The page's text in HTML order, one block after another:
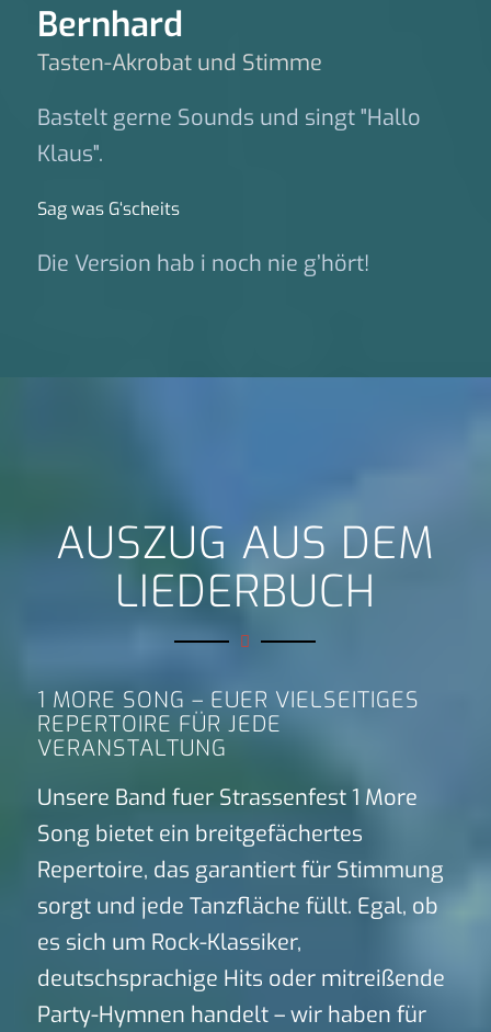
Bernhard
Tasten-Akrobat und Stimme
Bastelt gerne Sounds und singt "Hallo
Klaus".
Sag was G‘scheits
Die Version hab i noch nie g’hört!
AUSZUG AUS DEM
LIEDERBUCH
1 MORE SONG – EUER VIELSEITIGES
REPERTOIRE FÜR JEDE
VERANSTALTUNG
Unsere Band fuer Strassenfest 1 More
Song bietet ein breitgefächertes
Repertoire, das garantiert für Stimmung
sorgt und jede Tanzfläche füllt. Egal, ob
es sich um Rock-Klassiker,
deutschsprachige Hits oder mitreißende
Party-Hymnen handelt – wir haben für